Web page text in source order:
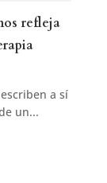
refleja
a sí
un...